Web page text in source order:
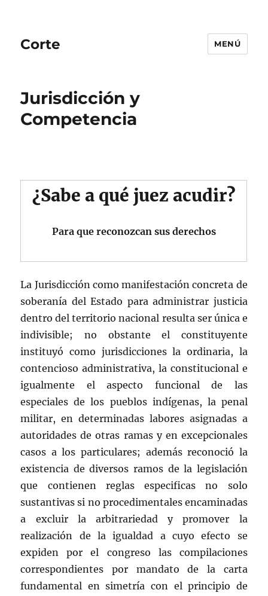
Corte MENÚ
Jurisdicción y
Competencia
¿Sabe a qué juez acudir?
Para que reconozcan sus derechos
La Jurisdicción como manifestación concreta de
soberanía del Estado para administrar justicia
dentro del territorio nacional resulta ser única e
indivisible; no obstante el constituyente
instituyó como jurisdicciones la ordinaria, la
contencioso administrativa, la constitucional e
igualmente el aspecto funcional de las
especiales de los pueblos indígenas, la penal
militar, en determinadas labores asignadas a
autoridades de otras ramas y en excepcionales
casos a los particulares; además reconoció la
existencia de diversos ramos de la legislación
que contienen reglas especificas no solo
sustantivas si no procedimentales encaminadas
a excluir la arbitrariedad y promover la
realización de la igualdad a cuyo efecto se
expiden por el congreso las compilaciones
correspondientes por mandato de la carta
fundamental en simetría con el principio de